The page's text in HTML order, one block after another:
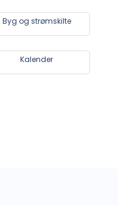
Byg og strømskilte
Kalender